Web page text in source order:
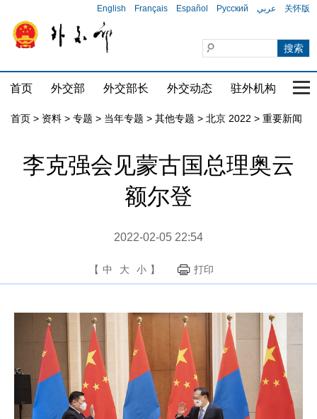
English Français Español Русский عربي 关怀版
首页 外交部 外交部长 外交动态 驻外机构 国
首页 > 资料 > 专题 > 当年专题 > 其他专题 > 北京 2022 > 重要新闻
李克强会见蒙古国总理奥云
额尔登
2022-02-05 22:54
【 中 大 小 】 打印